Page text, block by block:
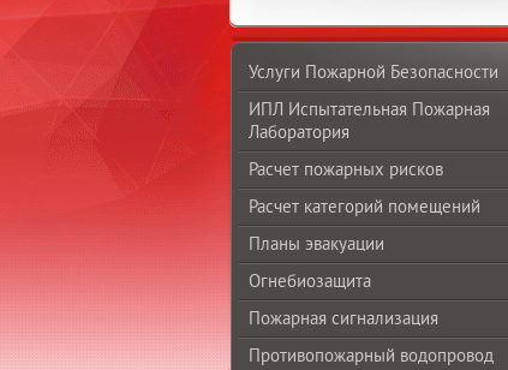
Услуги Пожарной Безопасности
ИПЛ Испытательная Пожарная
Лаборатория
Расчет пожарных рисков
Расчет категорий помещений
Планы эвакуации
Огнебиозащита
Пожарная сигнализация
Противопожарный водопровод